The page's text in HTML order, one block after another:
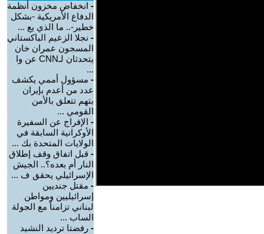
- انخفاض مخزون أنظمة
الدفاع الأمريكية -بشكل
خطير-.. ما الذي يع ...
- نجلا الزعيم الباكستاني
المسجون عمران خان
يتحدثان لـCNN عن وا
...
- مسؤول أممي يكشف
عدد من أعدم بإيران
بتهم تتعلق بالأمن
القومي ...
- الإفراج عن السفيرة
الأوكرانية السابقة في
الولايات المتحدة بك ...
- قبل اتفاق وقف إطلاق
النار أم بعده؟.. الجيش
الإسرائيلي يحقق ف ...
- مقتل جنديين
إسرائيليين ومواطن
لبناني تزامناً مع الجولة
الساب ...
- رفضتا ترديد النشيد